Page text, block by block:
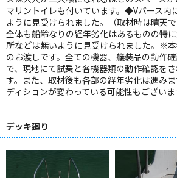
マリントイレも付いています。◆Vバース内
ように見受けられました。（取材時は晴天
全体も船齢なりの経年劣化はあるものの特
所などは無いように見受けられました。※
のお渡しです。全ての機器、艤装品の動作
で、現地にて試乗と各機器類の動作確認を
す。また、取材後も各部の経年劣化は進み
ディションが変わっている可能性もございま
デッキ廻り